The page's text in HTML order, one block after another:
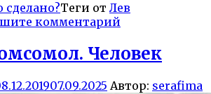
сделано?Теги от Лев
комментарий
Человек
07.09.2025 Автор: serafima